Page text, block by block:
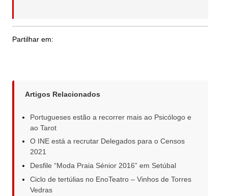
Partilhar em:
Artigos Relacionados
Portugueses estão a recorrer mais ao Psicólogo e
ao Tarot
O INE está a recrutar Delegados para o Censos
2021
Desfile “Moda Praia Sénior 2016” em Setúbal
Ciclo de tertúlias no EnoTeatro – Vinhos de Torres
Vedras